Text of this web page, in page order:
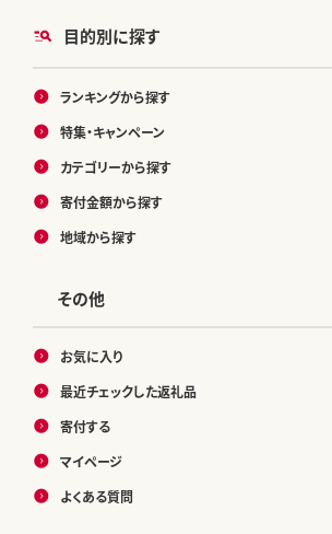
目的別に探す
ランキングから探す
特集・キャンペーン
カテゴリーから探す
寄付金額から探す
地域から探す
その他
お気に入り
最近チェックした返礼品
寄付する
マイページ
よくある質問